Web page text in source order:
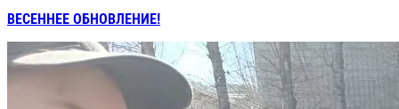
ВЕСЕННЕЕ ОБНОВЛЕНИЕ!